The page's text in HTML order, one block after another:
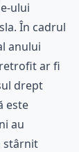
ului
În cadrul
anului
ar fi
drept
este
au
stârnit